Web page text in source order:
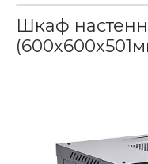
Шкаф